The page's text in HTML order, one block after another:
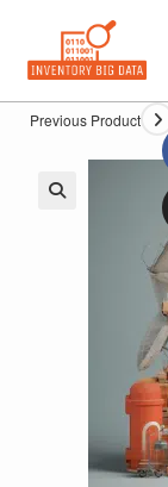
Previous Product